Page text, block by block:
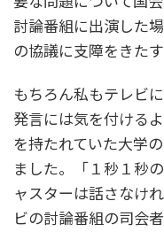
討論番組に出演した
の協議に支障をきた
もちろん私もテレビ
発言には気を付ける
を持たれていた大学
ました。「１秒１秒
ャスターは話さなけ
ビの討論番組の司会